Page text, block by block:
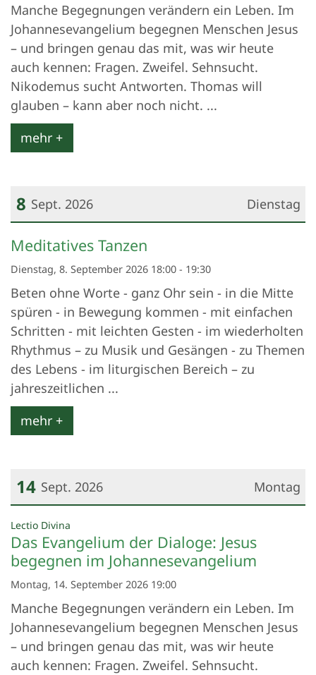
Manche Begegnungen verändern ein Leben. Im
Johannesevangelium begegnen Menschen Jesus
– und bringen genau das mit, was wir heute
auch kennen: Fragen. Zweifel. Sehnsucht.
Nikodemus sucht Antworten. Thomas will
glauben – kann aber noch nicht. ...
mehr +
Dienstag
8 Sept. 2026
Datum: 8. September 2026
Meditatives Tanzen
Dienstag, 8. September 2026 18:00 - 19:30
Beten ohne Worte - ganz Ohr sein - in die Mitte
spüren - in Bewegung kommen - mit einfachen
Schritten - mit leichten Gesten - im wiederholten
Rhythmus – zu Musik und Gesängen - zu Themen
des Lebens - im liturgischen Bereich – zu
jahreszeitlichen ...
mehr +
Montag
14 Sept. 2026
Datum: 14. September 2026
Lectio Divina
Das Evangelium der Dialoge: Jesus
begegnen im Johannesevangelium
Montag, 14. September 2026 19:00
Manche Begegnungen verändern ein Leben. Im
Johannesevangelium begegnen Menschen Jesus
– und bringen genau das mit, was wir heute
auch kennen: Fragen. Zweifel. Sehnsucht.